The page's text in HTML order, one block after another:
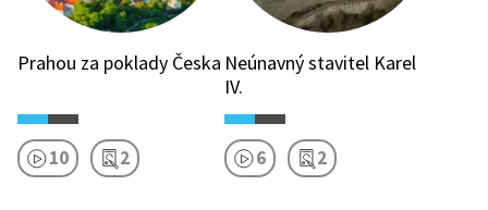
Prahou za poklady Česka
10 2
Neúnavný stavitel Karel
IV.
6 2